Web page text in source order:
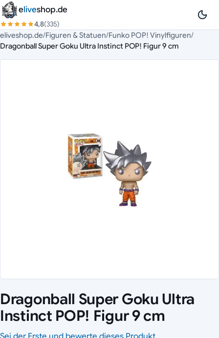
Zum Inhalt springen
eliveshop.de
4,8(335)
eliveshop.de/Figuren & Statuen/Funko POP! Vinylfiguren/
Dragonball Super Goku Ultra Instinct POP! Figur 9 cm
Dragonball Super Goku Ultra
Instinct POP! Figur 9 cm